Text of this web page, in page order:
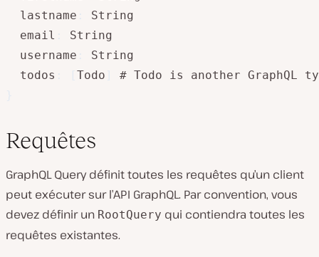
  lastname
String
  email
String
  username
String
  todos
Todo
Requêtes
GraphQL Query définit toutes les requêtes qu’un client
peut exécuter sur l’API GraphQL. Par convention, vous
devez définir un RootQuery qui contiendra toutes les
requêtes existantes.